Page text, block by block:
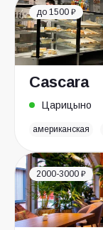
до 1500 ₽
Cascara
Царицыно
американская
2000-3000 ₽